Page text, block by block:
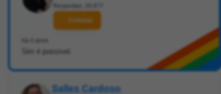
Respostas: 20.877
Contatar
há 4 anos
Sim é possível.
Salles Cardoso